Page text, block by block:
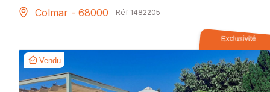
Colmar - 68000 Réf 1482205
Exclusivité
Vendu